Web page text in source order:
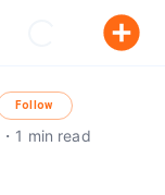
Follow
・ 1 min read